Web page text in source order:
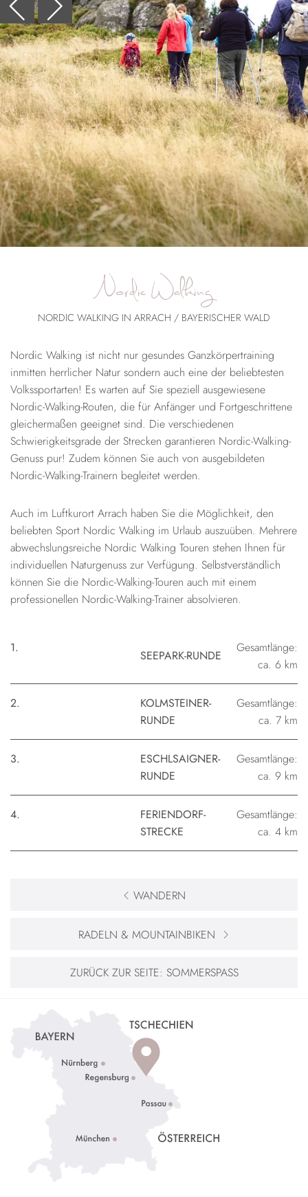
Nordic Walking
NORDIC WALKING IN ARRACH / BAYERISCHER WALD
Nordic Walking ist nicht nur gesundes Ganzkörpertraining
inmitten herrlicher Natur sondern auch eine der beliebtesten
Volkssportarten! Es warten auf Sie speziell ausgewiesene
Nordic-Walking-Routen, die für Anfänger und Fortgeschrittene
gleichermaßen geeignet sind. Die verschiedenen
Schwierigkeitsgrade der Strecken garantieren Nordic-Walking-
Genuss pur! Zudem können Sie auch von ausgebildeten
Nordic-Walking-Trainern begleitet werden.
Auch im Luftkurort Arrach haben Sie die Möglichkeit, den
beliebten Sport Nordic Walking im Urlaub auszuüben. Mehrere
abwechslungsreiche Nordic Walking Touren stehen Ihnen für
individuellen Naturgenuss zur Verfügung. Selbstverständlich
können Sie die Nordic-Walking-Touren auch mit einem
professionellen Nordic-Walking-Trainer absolvieren.
1.
SEEPARK-RUNDE
Gesamtlänge:
ca. 6 km
2.
KOLMSTEINER-
RUNDE
Gesamtlänge:
ca. 7 km
3.
ESCHLSAIGNER-
RUNDE
Gesamtlänge:
ca. 9 km
4.
FERIENDORF-
STRECKE
Gesamtlänge:
ca. 4 km
WANDERN
RADELN & MOUNTAINBIKEN
ZURÜCK ZUR SEITE: SOMMERSPASS